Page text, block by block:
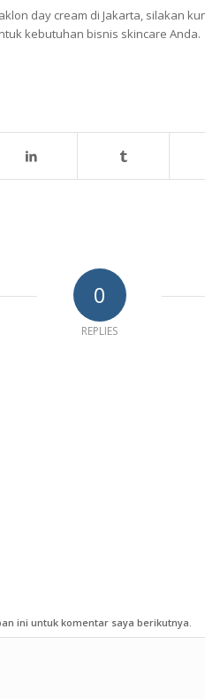
day cream di Jakarta, silakan
kebutuhan bisnis skincare Anda.
0
REPLIES
ini untuk komentar saya berikutnya.